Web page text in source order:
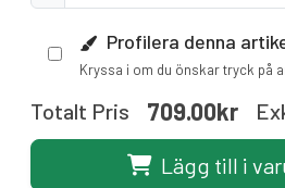
Profilera denna
Kryssa i om du önskar tryck på
Totalt Pris 709.00kr
Lägg till i